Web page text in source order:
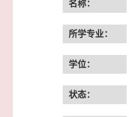
名称：
所学专业：
学位：
状态：